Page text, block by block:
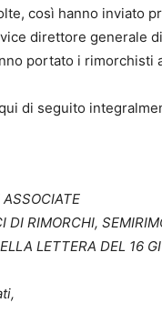
così hanno inviato
direttore generale
portato i rimorchisti
di seguito
DI RIMORCHI,
LETTERA DEL 16